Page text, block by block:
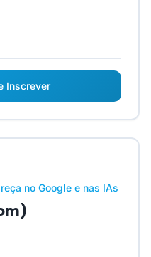
Inscrever
no Google e nas IAs